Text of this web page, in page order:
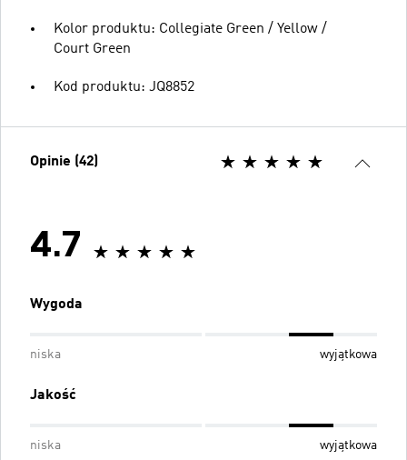
Kolor produktu: Collegiate Green / Yellow /
Court Green
Kod produktu: JQ8852
Opinie (42)
4.7
Wygoda
niska wyjątkowa
Jakość
niska wyjątkowa